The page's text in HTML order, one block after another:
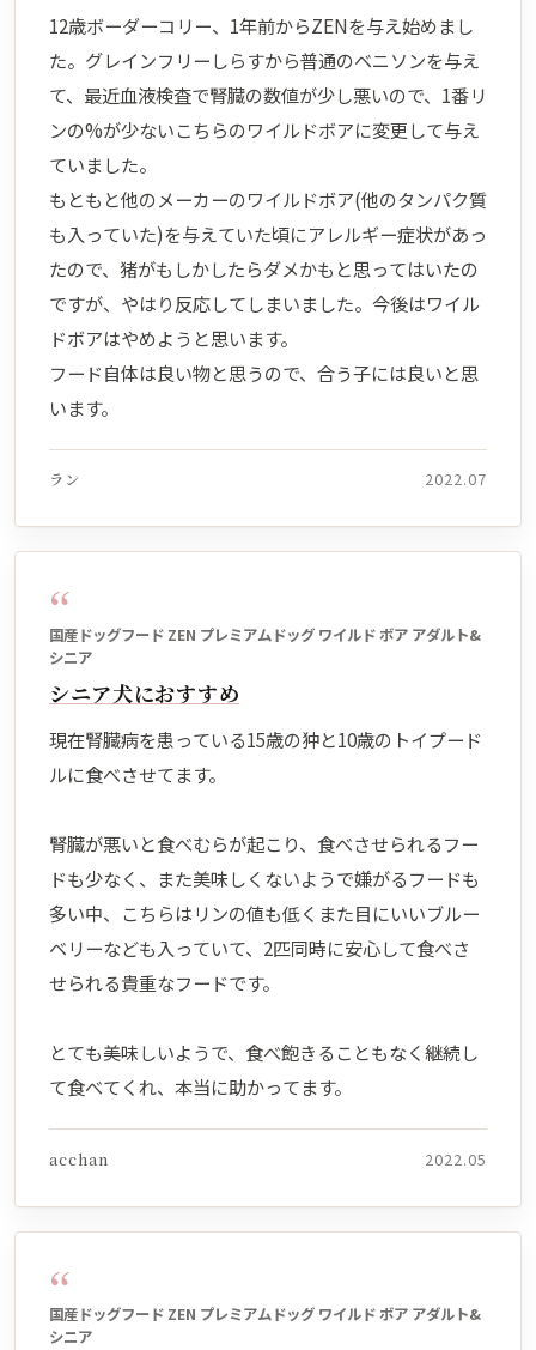
12歳ボーダーコリー、1年前からZENを与え始めまし
た。グレインフリーしらすから普通のベニソンを与え
て、最近血液検査で腎臓の数値が少し悪いので、1番リ
ンの%が少ないこちらのワイルドボアに変更して与え
ていました。
もともと他のメーカーのワイルドボア(他のタンパク質
も入っていた)を与えていた頃にアレルギー症状があっ
たので、猪がもしかしたらダメかもと思ってはいたの
ですが、やはり反応してしまいました。今後はワイル
ドボアはやめようと思います。
フード自体は良い物と思うので、合う子には良いと思
います。
ラン 2022.07
“
国産ドッグフード ZEN プレミアムドッグ ワイルド ボア アダルト&
シニア
シニア犬におすすめ
現在腎臓病を患っている15歳の狆と10歳のトイプード
ルに食べさせてます。
腎臓が悪いと食べむらが起こり、食べさせられるフー
ドも少なく、また美味しくないようで嫌がるフードも
多い中、こちらはリンの値も低くまた目にいいブルー
ベリーなども入っていて、2匹同時に安心して食べさ
せられる貴重なフードです。
とても美味しいようで、食べ飽きることもなく継続し
て食べてくれ、本当に助かってます。
acchan 2022.05
“
国産ドッグフード ZEN プレミアムドッグ ワイルド ボア アダルト&
シニア